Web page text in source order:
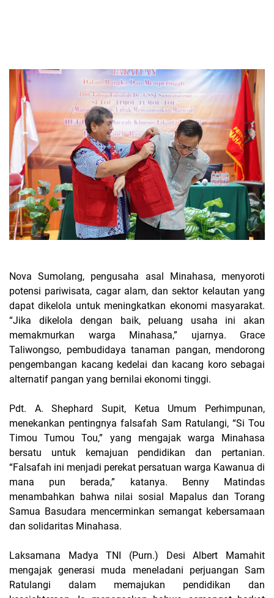
Nova Sumolang, pengusaha asal Minahasa, menyoroti
potensi pariwisata, cagar alam, dan sektor kelautan yang
dapat dikelola untuk meningkatkan ekonomi masyarakat.
“Jika dikelola dengan baik, peluang usaha ini akan
memakmurkan warga Minahasa,” ujarnya. Grace
Taliwongso, pembudidaya tanaman pangan, mendorong
pengembangan kacang kedelai dan kacang koro sebagai
alternatif pangan yang bernilai ekonomi tinggi.
Pdt. A. Shephard Supit, Ketua Umum Perhimpunan,
menekankan pentingnya falsafah Sam Ratulangi, “Si Tou
Timou Tumou Tou,” yang mengajak warga Minahasa
bersatu untuk kemajuan pendidikan dan pertanian.
“Falsafah ini menjadi perekat persatuan warga Kawanua di
mana pun berada,” katanya. Benny Matindas
menambahkan bahwa nilai sosial Mapalus dan Torang
Samua Basudara mencerminkan semangat kebersamaan
dan solidaritas Minahasa.
Laksamana Madya TNI (Purn.) Desi Albert Mamahit
mengajak generasi muda meneladani perjuangan Sam
Ratulangi dalam memajukan pendidikan dan